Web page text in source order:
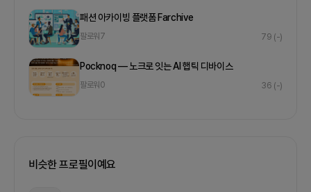
패션 아카이빙 플랫폼 Farchive
팔로워 7 79 (-)
Pocknoq — 노크로 잇는 AI 햅틱 디바이스
팔로워 0 36 (-)
비슷한 프로필이예요